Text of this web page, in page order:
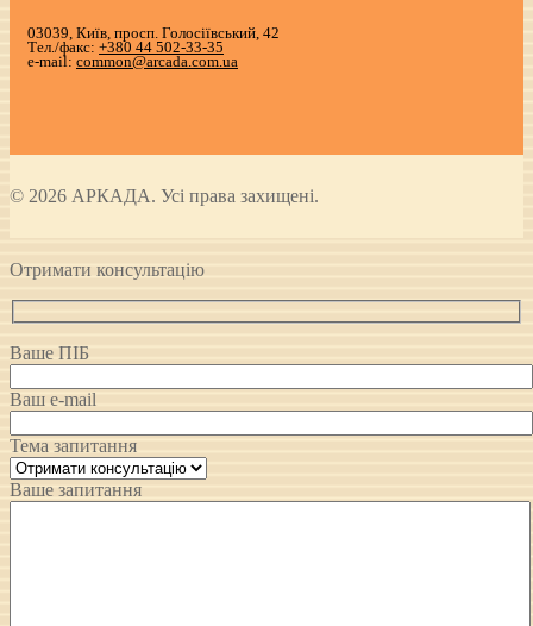
03039, Київ, просп. Голосіївський, 42
Тел./факс: +380 44 502-33-35
e-mail: common@arcada.com.ua
© 2026 АРКАДА. Усі права захищені.
Отримати консультацію
Ваше ПІБ
Ваш e-mail
Тема запитання
Ваше запитання